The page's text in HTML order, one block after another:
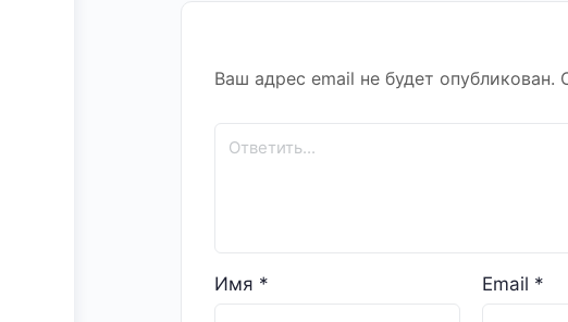
Ваш адрес email не будет опубликован.
Имя * Email *